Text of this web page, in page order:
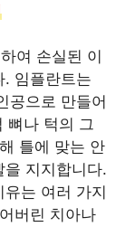
여 손실된 이
. 임플란트는
공으로 만들어
뼈나 턱의 그
틀에 맞는 안
지지합니다.
는 여러 가지
버린 치아나